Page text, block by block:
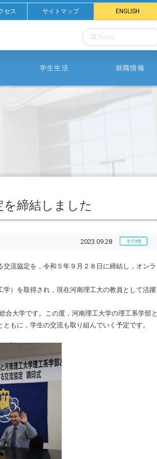
セス サイトマップ ENGLISH
学生生活 就職情報
締結しました
2023.09.28 その他
流協定を，令和５年９月２８日に締結し，オンラ
）を取得され，現在河南理工大の教員として活躍
大学です。この度，河南理工大学の理工系学部と
もに，学生の交流も取り組んでいく予定です。